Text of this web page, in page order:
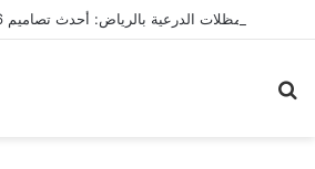
مظلات الدرعية بالرياض: أحدث تصاميم 2026 بأسعار تنافسية